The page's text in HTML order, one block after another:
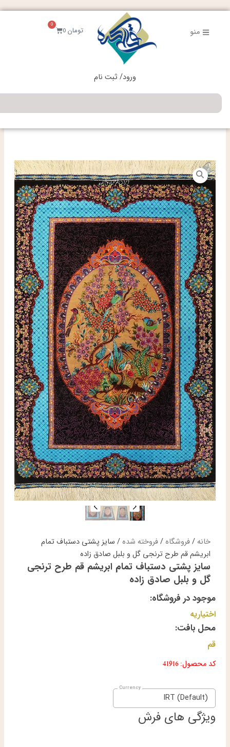
رفتن
منو تومان0
0
سبد
خرید
ورود/ ثبت نام
جستجو
خانه /فروشگاه/فروخته شده/ سایز پشتی دستباف تمام
ابریشم قم طرح ترنجی گل و بلبل صادق زاده
سایز پشتی دستباف تمام ابریشم قم طرح ترنجی
گل و بلبل صادق زاده
موجود در فروشگاه:
اختیاریه
محل بافت:
قم
کد محصول: 41916
IRT (Default)
ویژگی های فرش